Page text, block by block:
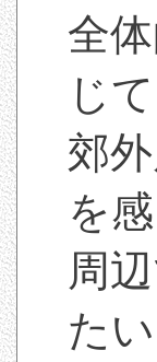
全
じ
郊
を
周
た